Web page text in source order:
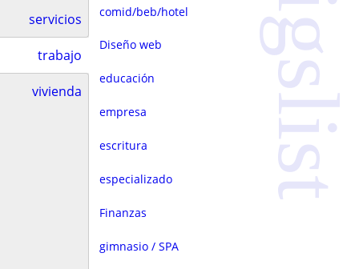
servicios
trabajo
vivienda
comid/beb/hotel
Diseño web
educación
empresa
escritura
especializado
Finanzas
gimnasio / SPA